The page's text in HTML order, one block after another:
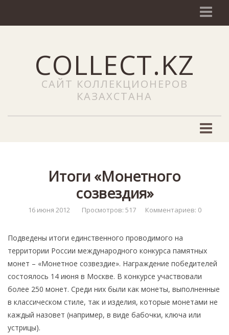
NEWS (Новости)
Наши услуги
Добавить объявление
COLLECT.KZ
САЙТ КОЛЛЕКЦИОНЕРОВ
КАЗАХСТАНА
Новости филателии
Нумизматика
Монеты Казахстана
Монеты СССР
Каталоги монет
Лучшие монеты мира
Бонистика
Итоги «Монетного
созвездия»
16 июня 2012 Просмотров: 517 Комментариев: 0
Подведены итоги единственного проводимого на
территории России международного конкурса памятных
монет – «Монетное созвездие». Награждение победителей
состоялось 14 июня в Москве. В конкурсе участвовали
более 250 монет. Среди них были как монеты, выполненные
в классическом стиле, так и изделия, которые монетами не
каждый назовет (например, в виде бабочки, ключа или
устрицы).